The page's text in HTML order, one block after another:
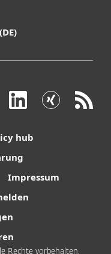
hub
Impressum
Rechte vorbehalten.